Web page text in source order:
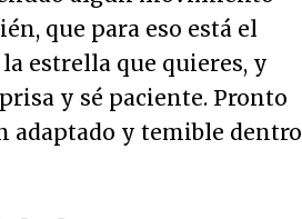
que para eso está el
estrella que quieres, y
y sé paciente. Pronto
adaptado y temible dentro